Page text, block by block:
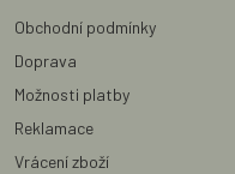
Obchodní podmínky
Doprava
Možnosti platby
Reklamace
Vrácení zboží